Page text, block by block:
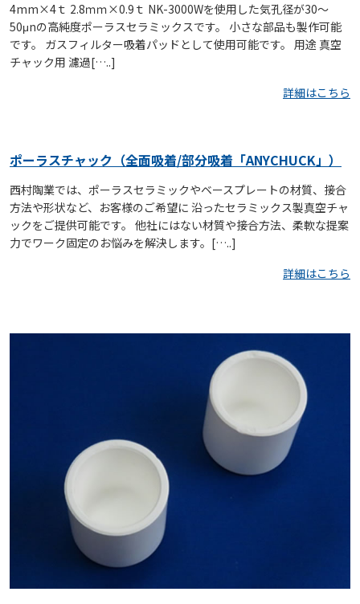
4mm×4ｔ 2.8ｍｍ×0.9ｔ NK-3000Wを使用した気孔径が30～
50μnの高純度ポーラスセラミックスです。 小さな部品も製作可能
です。 ガスフィルター吸着パッドとして使用可能です。 用途 真空
チャック用 濾過[…..]
詳細はこちら
ポーラスチャック（全面吸着/部分吸着「ANYCHUCK」）
西村陶業では、ポーラスセラミックやベースプレートの材質、接合
方法や形状など、お客様のご希望に 沿ったセラミックス製真空チャ
ックをご提供可能です。 他社にはない材質や接合方法、柔軟な提案
力でワーク固定のお悩みを解決します。[…..]
詳細はこちら